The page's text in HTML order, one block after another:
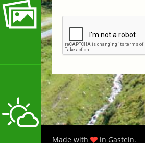
Made with in Gastein.